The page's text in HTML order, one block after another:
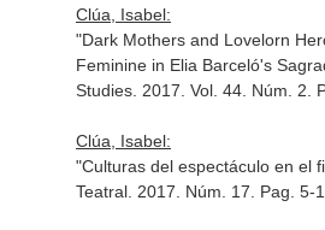
Clúa, Isabel:
"Dark Mothers and Lovelorn
Feminine in Elia Barceló's
Studies. 2017. Vol. 44. Núm. 2.
Clúa, Isabel:
"Culturas del espectáculo en el
Teatral. 2017. Núm. 17. Pag. 5-